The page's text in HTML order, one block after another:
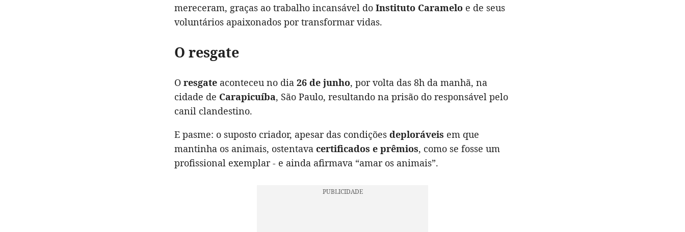
mereceram, graças ao trabalho incansável do Instituto Caramelo e de seus
voluntários apaixonados por transformar vidas.
O resgate
O resgate aconteceu no dia 26 de junho, por volta das 8h da manhã, na
cidade de Carapicuíba, São Paulo, resultando na prisão do responsável pelo
canil clandestino.
E pasme: o suposto criador, apesar das condições deploráveis em que
mantinha os animais, ostentava certificados e prêmios, como se fosse um
profissional exemplar - e ainda afirmava “amar os animais”.